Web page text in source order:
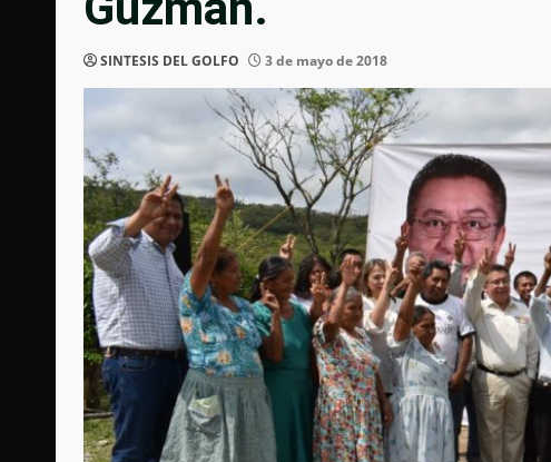
SINTESIS DEL GOLFO 3 de mayo de 2018